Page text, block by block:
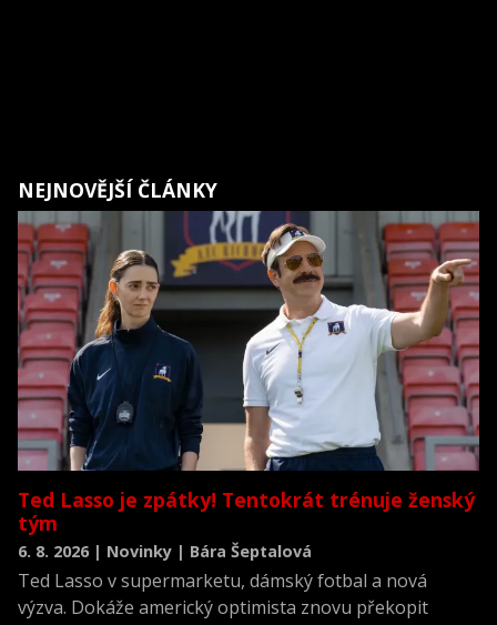
NEJNOVĚJŠÍ ČLÁNKY
Ted Lasso je zpátky! Tentokrát trénuje ženský
tým
6. 8. 2026 | Novinky | Bára Šeptalová
Ted Lasso v supermarketu, dámský fotbal a nová
výzva. Dokáže americký optimista znovu překopit